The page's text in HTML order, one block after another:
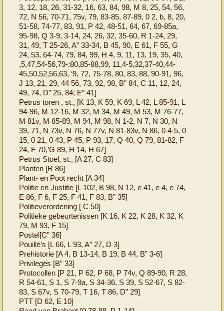
3, 12, 18, 26, 31-32, 16, 63, 84, 98, M 8, 25, 54, 56,
72, N 56, 70-71, 75v, 79, 83-85, 87-89, 0 2, b, 8, 20,
51-58, 74-77, 83, 91, P 42, 48-51, 64, 67, 69-85a,
95-98, Q 3-9, 3-14, 24, 26, 32, 35-60, R 1-24, 29,
31, 49, T 25-26, A” 33-34, B 45, 90, E 61, F 55, G
24, 53, 64-74, 79, 84, 99, H 4, 9, 11, 13, 19, 35, 40,
,5,47,54-56,79-:80,85-88,99, 11,4-5,32,37-40,44-
45,50,52,56,63, ‘9, 72, 75-78, 80, 83, 88, 90-91, 96,
J 13, 21, 29, 44 56, 73, 92, 98, B” 84, C 11, 12, 24,
49, 74, D” 25, 84; E” 41]
Petrus toren , st., [K 13, K 59, K 69, L 42, L 85-91, L
94-96, M 12-16, M 32, M 34, M 49, M 53, M 76-77,
M 81v, M 85-89, M 94, M 98, N 1-2, N 7, N 30, N
39, 71, N 73v, N 76, N 77v, N 81-83v, N 86, 0 4-5, 0
15, 0 21, 0 43, P 45, P 93, 17, Q 40, Q 79, 81-82, F
24, F 70,’G 89, H 14, H 67]
Petrus Stoel, st., [A 27, C 83]
Planten [R 86]
Plant- en Poot recht [A 34]
Politie en Justitie [L 102, B 98, N 12, e 41, e 4, e 74,
E 86, F 6, F 25, F 41, F 83, B” 35]
Politieverordening [ C 50]
Politieke gebeurtenissen [K 16, K 22, K 28, K 32, K
79, M 93, F 15]
Postel[C” 36]
Pouillé’s [L 66, L 93, A” 27, D 3]
Prehistorie [A 4, B 13-14, B 19, B 44, B” 3-6]
Privileges [B” 33]
Protocollen [P 21, P 62, P 68, P 74v, Q 89-90, R 28,
R 54-61, S 1, S 7-9a, S 34-36, S 39, S 52-67, S 82-
83, S 67v, S 70-79, T 16, T 86, D” 29]
PTT [D 62, E 10]